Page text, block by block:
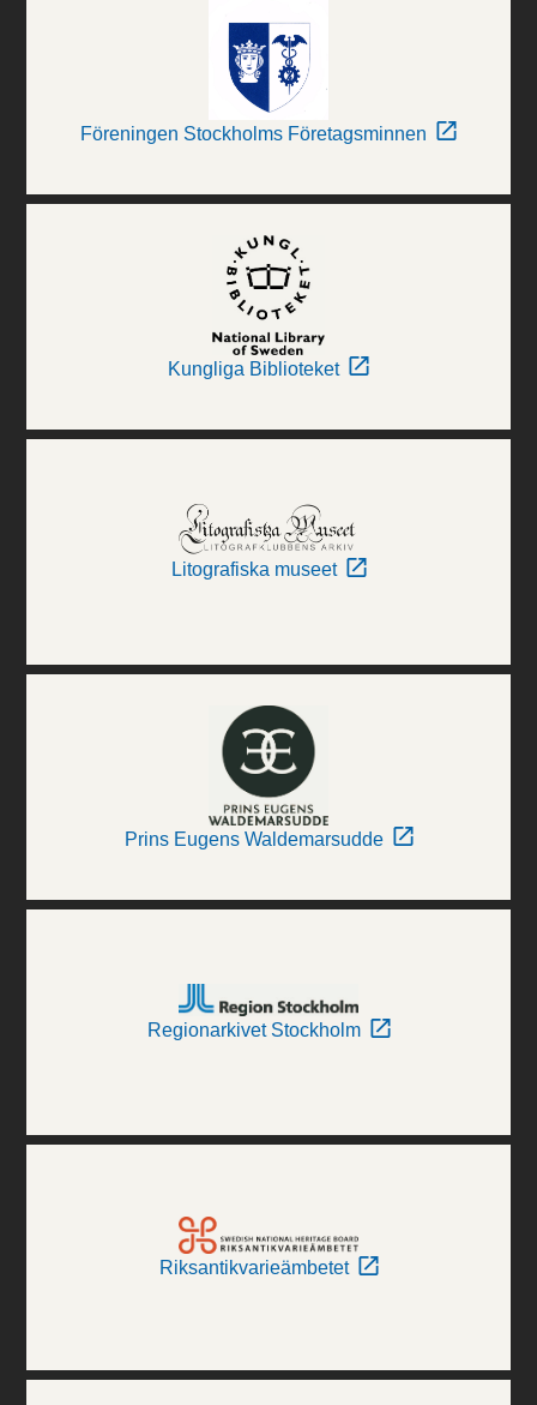
Föreningen Stockholms Företagsminnen
Kungliga Biblioteket
Litografiska museet
Prins Eugens Waldemarsudde
Regionarkivet Stockholm
Riksantikvarieämbetet